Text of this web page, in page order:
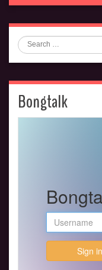
Search
Bongtalk